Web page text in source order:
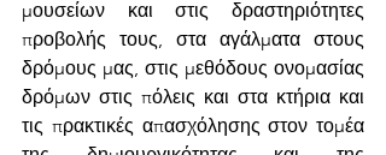
μουσείων και στις δραστηριότητες
προβολής τους, στα αγάλματα στους
δρόμους μας, στις μεθόδους ονομασίας
δρόμων στις πόλεις και στα κτήρια και
τις πρακτικές απασχόλησης στον τομέα